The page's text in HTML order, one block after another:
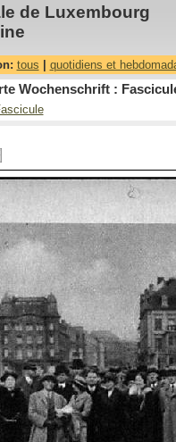
de Luxembourg
tous quotidiens et
Wochenschrift :